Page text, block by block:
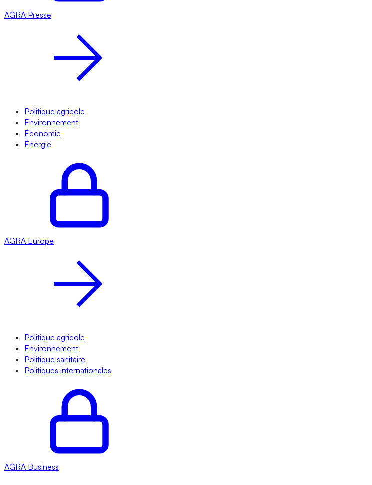
AGRA Presse
Politique agricole
Environnement
Économie
Énergie
AGRA Europe
Politique agricole
Environnement
Politique sanitaire
Politiques internationales
AGRA Business